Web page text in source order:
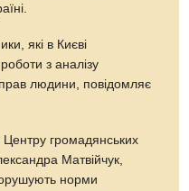
які в Києві
з аналізу
людини, повідомляє
Центру громадянських
Матвійчук,
норми